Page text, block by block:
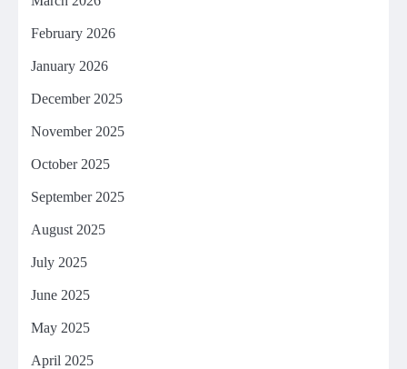
February 2026
January 2026
December 2025
November 2025
October 2025
September 2025
August 2025
July 2025
June 2025
May 2025
April 2025